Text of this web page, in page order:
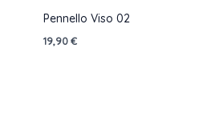
Pennello Viso 02
19,90€